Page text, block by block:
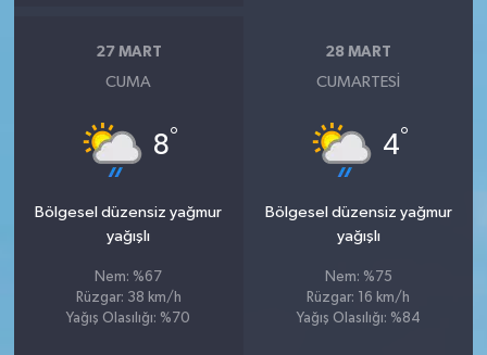
27 MART
CUMA
8°
Bölgesel düzensiz yağmur
yağışlı
Nem: %67
Rüzgar: 38 km/h
Yağış Olasılığı: %70
28 MART
CUMARTESI
4°
Bölgesel düzensiz yağmur
yağışlı
Nem: %75
Rüzgar: 16 km/h
Yağış Olasılığı: %84